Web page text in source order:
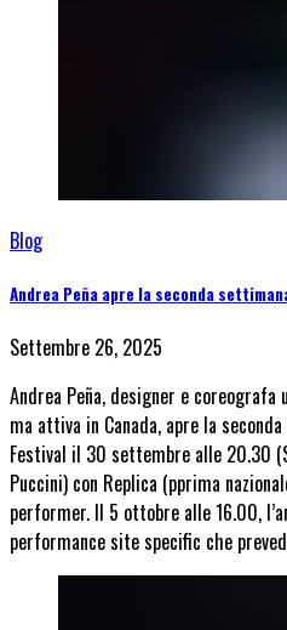
Blog
Andrea Peña apre la seconda
Settembre 26, 2025
Andrea Peña, designer e
ma attiva in Canada, apre la
Festival il 30 settembre alle 20.30
Puccini) con Replica (pprima
performer. Il 5 ottobre alle 16.00,
performance site specific che